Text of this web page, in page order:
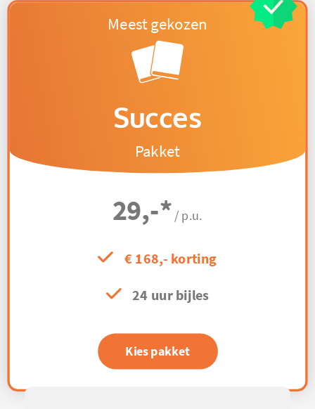
Succes
Pakket
29,-* / p.u.
€ 168,- korting
24 uur bijles
Kies pakket